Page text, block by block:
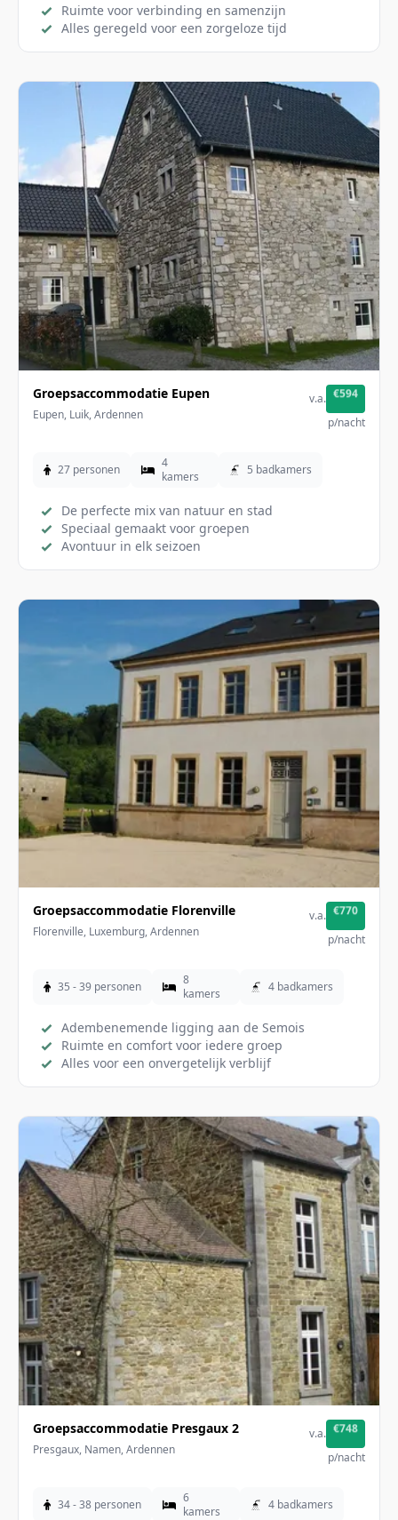
Ruimte voor verbinding en samenzijn
Alles geregeld voor een zorgeloze tijd
Groepsaccommodatie Eupen
Eupen, Luik, Ardennen
v.a. €594
p/nacht
27 personen
4
kamers
5 badkamers
De perfecte mix van natuur en stad
Speciaal gemaakt voor groepen
Avontuur in elk seizoen
Groepsaccommodatie Florenville
Florenville, Luxemburg, Ardennen
v.a. €770
p/nacht
35 - 39 personen
8
kamers
4 badkamers
Adembenemende ligging aan de Semois
Ruimte en comfort voor iedere groep
Alles voor een onvergetelijk verblijf
Groepsaccommodatie Presgaux 2
Presgaux, Namen, Ardennen
v.a. €748
p/nacht
34 - 38 personen
6
kamers
4 badkamers